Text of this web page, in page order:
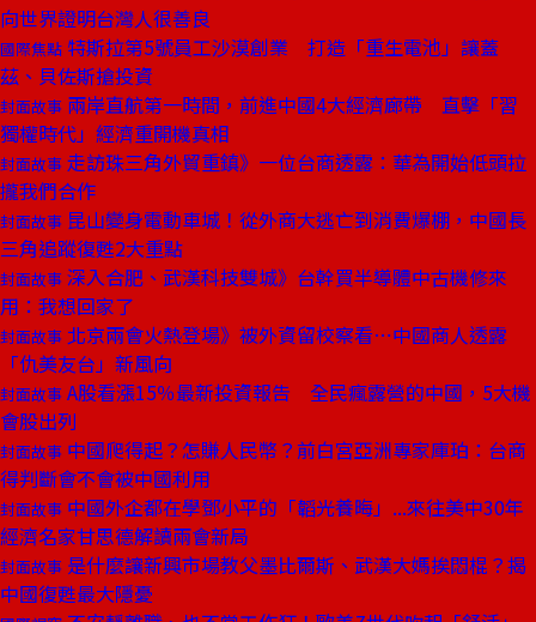
向世界證明台灣人很善良
國際焦點 特斯拉第5號員工沙漠創業 打造「重生電池」讓蓋
茲、貝佐斯搶投資
封面故事 兩岸直航第一時間，前進中國4大經濟廊帶 直擊「習
獨權時代」經濟重開機真相
封面故事 走訪珠三角外貿重鎮》一位台商透露：華為開始低頭拉
攏我們合作
封面故事 昆山變身電動車城！從外商大逃亡到消費爆棚，中國長
三角追蹤復甦2大重點
封面故事 深入合肥、武漢科技雙城》台幹買半導體中古機修來
用：我想回家了
封面故事 北京兩會火熱登場》被外資留校察看⋯中國商人透露
「仇美友台」新風向
封面故事 A股看漲15％最新投資報告 全民瘋露營的中國，5大機
會股出列
封面故事 中國爬得起？怎賺人民幣？前白宮亞洲專家庫珀：台商
得判斷會不會被中國利用
封面故事 中國外企都在學鄧小平的「韜光養晦」...來往美中30年
經濟名家甘思德解讀兩會新局
封面故事 是什麼讓新興市場教父墨比爾斯、武漢大媽挨悶棍？揭
中國復甦最大隱憂